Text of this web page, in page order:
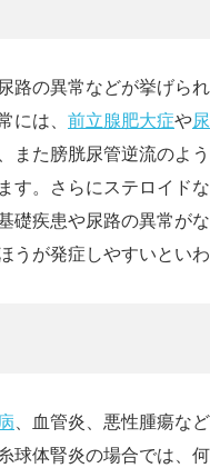
路の異常などが挙げら
は、 前立腺肥大症や
また膀胱尿管逆流のよ
す。さらにステロイド
礎疾患や尿路の異常が
うが発症しやすいとい
、血管炎、悪性腫瘍な
球体腎炎の場合では、